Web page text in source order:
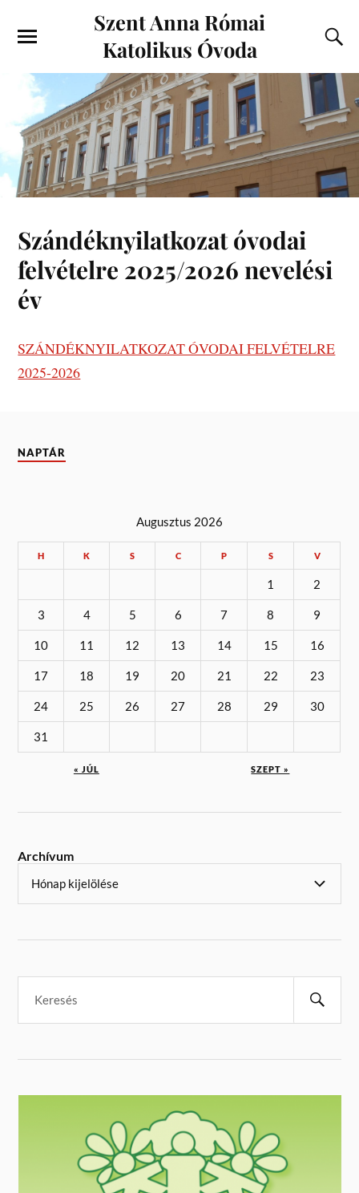
Szent Anna Római
Katolikus Óvoda
Szándéknyilatkozat óvodai
felvételre 2025/2026 nevelési
év
SZÁNDÉKNYILATKOZAT ÓVODAI FELVÉTELRE
2025-2026
NAPTÁR
Augusztus 2026
H K S C P S V
1 2
3 4 5 6 7 8 9
10 11 12 13 14 15 16
17 18 19 20 21 22 23
24 25 26 27 28 29 30
31
« JÚL SZEPT »
Archívum